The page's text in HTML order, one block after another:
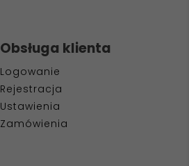
Obsługa klienta
Logowanie
Rejestracja
Ustawienia
Zamówienia